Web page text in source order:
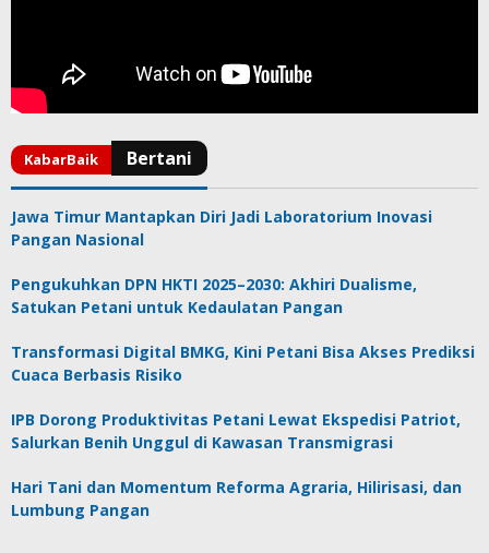
Jawa Timur Mantapkan Diri Jadi Laboratorium Inovasi
Pangan Nasional
Pengukuhkan DPN HKTI 2025–2030: Akhiri Dualisme,
Satukan Petani untuk Kedaulatan Pangan
Transformasi Digital BMKG, Kini Petani Bisa Akses Prediksi
Cuaca Berbasis Risiko
IPB Dorong Produktivitas Petani Lewat Ekspedisi Patriot,
Salurkan Benih Unggul di Kawasan Transmigrasi
Hari Tani dan Momentum Reforma Agraria, Hilirisasi, dan
Lumbung Pangan